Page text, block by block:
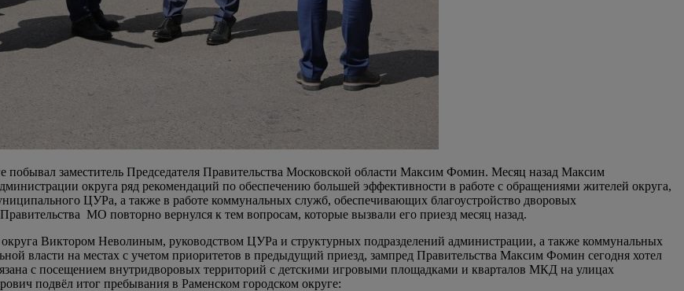
побывал заместитель Председателя Правительства Московской области Максим Фомин. Месяц назад Максим
округа ряд рекомендаций по обеспечению большей эффективности в работе с обращениями жителей округа,
ЦУРа, а также в работе коммунальных служб, обеспечивающих благоустройство дворовых
МО повторно вернулся к тем вопросам, которые вызвали его приезд месяц назад.
округа Виктором Неволиным, руководством ЦУРа и структурных подразделений администрации, а также коммунальных
власти на местах с учетом приоритетов в предыдущий приезд, зампред Правительства Максим Фомин сегодня хотел
с посещением внутридворовых территорий с детскими игровыми площадками и кварталов МКД на улицах
подвёл итог пребывания в Раменском городском округе: